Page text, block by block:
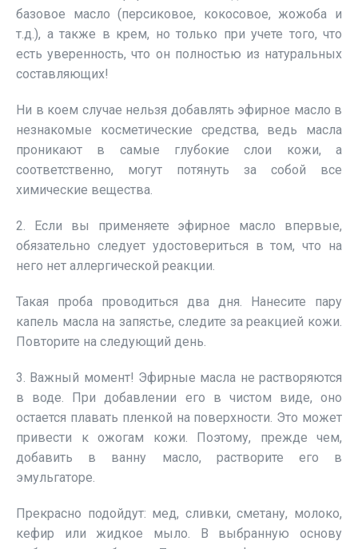
базовое масло (персиковое, кокосовое, жожоба и
т.д.), а также в крем, но только при учете того, что
есть уверенность, что он полностью из натуральных
составляющих!
Ни в коем случае нельзя добавлять эфирное масло в
незнакомые косметические средства, ведь масла
проникают в самые глубокие слои кожи, а
соответственно, могут потянуть за собой все
химические вещества.
2. Если вы применяете эфирное масло впервые,
обязательно следует удостовериться в том, что на
него нет аллергической реакции.
Такая проба проводиться два дня. Нанесите пару
капель масла на запястье, следите за реакцией кожи.
Повторите на следующий день.
3. Важный момент! Эфирные масла не растворяются
в воде. При добавлении его в чистом виде, оно
остается плавать пленкой на поверхности. Это может
привести к ожогам кожи. Поэтому, прежде чем,
добавить в ванну масло, растворите его в
эмульгаторе.
Прекрасно подойдут: мед, сливки, сметану, молоко,
кефир или жидкое мыло. В выбранную основу